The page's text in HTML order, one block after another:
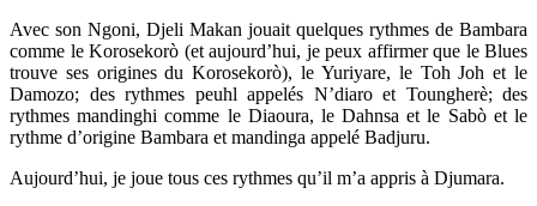
Avec son Ngoni, Djeli Makan jouait quelques rythmes de Bambara
comme le Korosekorò (et aujourd’hui, je peux affirmer que le Blues
trouve ses origines du Korosekorò), le Yuriyare, le Toh Joh et le
Damozo; des rythmes peuhl appelés N’diaro et Toungherè; des
rythmes mandinghi comme le Diaoura, le Dahnsa et le Sabò et le
rythme d’origine Bambara et mandinga appelé Badjuru.
Aujourd’hui, je joue tous ces rythmes qu’il m’a appris à Djumara.